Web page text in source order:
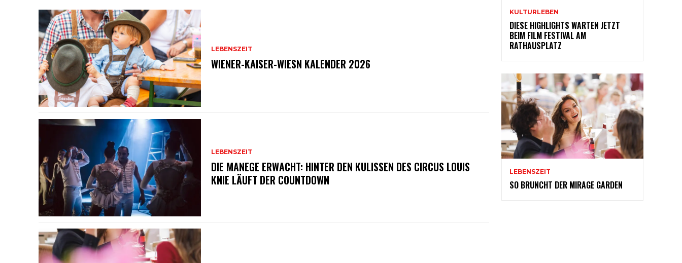
LEBENSZEIT
WIENER-KAISER-WIESN KALENDER 2026
LEBENSZEIT
DIE MANEGE ERWACHT: HINTER DEN KULISSEN DES CIRCUS LOUIS
KNIE LÄUFT DER COUNTDOWN
KULTURLEBEN
DIESE HIGHLIGHTS WARTEN JETZT
BEIM FILM FESTIVAL AM
RATHAUSPLATZ
LEBENSZEIT
SO BRUNCHT DER MIRAGE GARDEN